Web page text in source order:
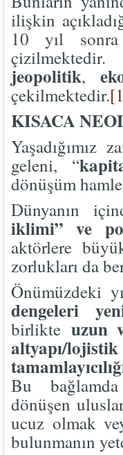
ilişkin
10 yıl
jeopolitik,
çekilmektedir.
KISACA
geleni, “
dönüşüm
Dünyanın
iklimi” ve
aktörlere
zorlukları da
Önümüzdeki
dengeleri
birlikteuzun
altyapı/
Bu
dönüşen
ucuz olmak
bulunmanın